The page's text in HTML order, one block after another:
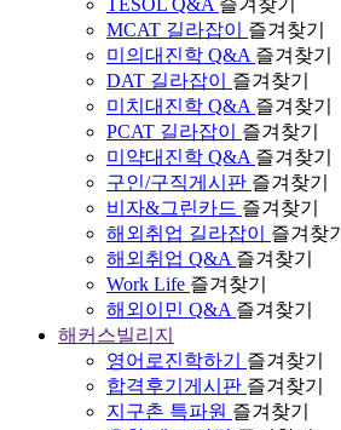
MCAT 길라잡이
즐겨찾기
미의대진학 Q&A 즐겨찾기
DAT 길라잡이
즐겨찾기
미치대진학 Q&A 즐겨찾기
PCAT 길라잡이
즐겨찾기
미약대진학 Q&A 즐겨찾기
구인/구직게시판 즐겨찾기
비자&그린카드 즐겨찾기
해외취업 길라잡이
즐겨찾기
해외취업 Q&A 즐겨찾기
Work Life 즐겨찾기
해외이민 Q&A 즐겨찾기
해커스빌리지
영어로진학하기
즐겨찾기
합격후기게시판 즐겨찾기
지구촌 특파원 즐겨찾기